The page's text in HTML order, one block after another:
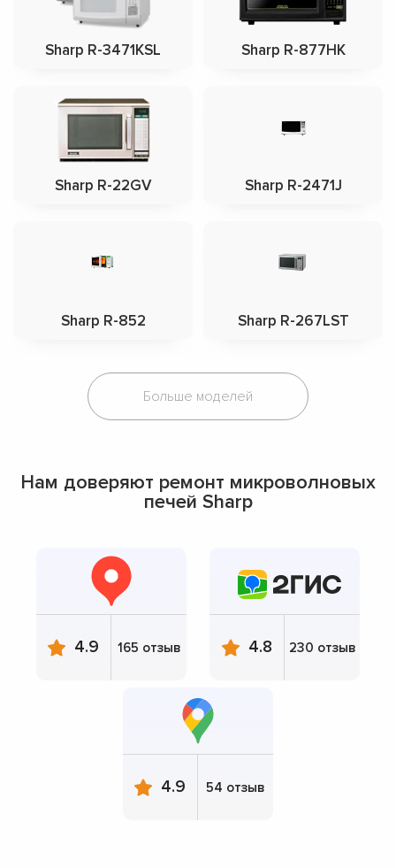
Sharp R-3471KSL Sharp R-877HK
Sharp R-22GV Sharp R-2471J
Sharp R-852 Sharp R-267LST
Больше моделей
Нам доверяют ремонт микроволновых
печей Sharp
4.9 165 отзыв 4.8 230 отзыв
4.9 54 отзыв